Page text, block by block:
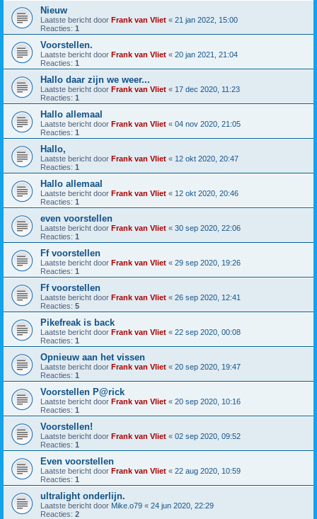
Nieuw
Laatste bericht door Frank van Vliet « 21 jan 2022, 15:00
Reacties: 1
Voorstellen.
Laatste bericht door Frank van Vliet « 20 jan 2021, 21:04
Reacties: 1
Hallo daar zijn we weer...
Laatste bericht door Frank van Vliet « 17 dec 2020, 11:23
Reacties: 1
Hallo allemaal
Laatste bericht door Frank van Vliet « 04 nov 2020, 21:05
Reacties: 1
Hallo,
Laatste bericht door Frank van Vliet « 12 okt 2020, 20:47
Reacties: 1
Hallo allemaal
Laatste bericht door Frank van Vliet « 12 okt 2020, 20:46
Reacties: 1
even voorstellen
Laatste bericht door Frank van Vliet « 30 sep 2020, 22:06
Reacties: 1
Ff voorstellen
Laatste bericht door Frank van Vliet « 29 sep 2020, 19:26
Reacties: 1
Ff voorstellen
Laatste bericht door Frank van Vliet « 26 sep 2020, 12:41
Reacties: 5
Pikefreak is back
Laatste bericht door Frank van Vliet « 22 sep 2020, 00:08
Reacties: 1
Opnieuw aan het vissen
Laatste bericht door Frank van Vliet « 20 sep 2020, 19:47
Reacties: 1
Voorstellen P@rick
Laatste bericht door Frank van Vliet « 20 sep 2020, 10:16
Reacties: 1
Voorstellen!
Laatste bericht door Frank van Vliet « 02 sep 2020, 09:52
Reacties: 1
Even voorstellen
Laatste bericht door Frank van Vliet « 22 aug 2020, 10:59
Reacties: 1
ultralight onderlijn.
Laatste bericht door Mike.o79 « 24 jun 2020, 22:29
Reacties: 2